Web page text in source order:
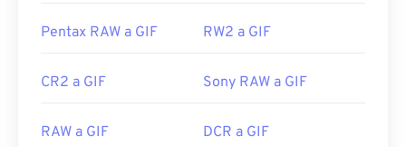
Lanzamiento inicial:
15 de junio de 1987
Pentax RAW a GIF RW2 a GIF
CR2 a GIF Sony RAW a GIF
RAW a GIF DCR a GIF